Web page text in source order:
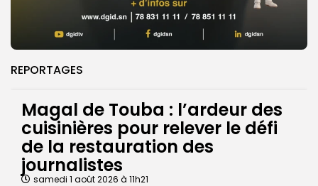
REPORTAGES
Magal de Touba : l’ardeur des
cuisinières pour relever le défi
de la restauration des
journalistes
samedi 1 août 2026 à 11h21